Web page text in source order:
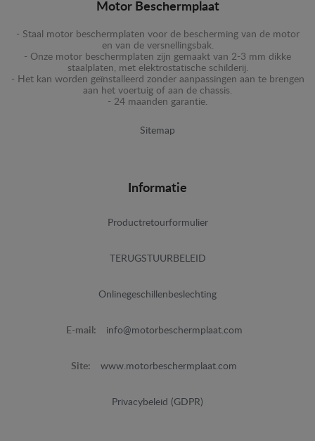
Motor Beschermplaat
- Staal motor beschermplaten voor de bescherming van de motor
en van de versnellingsbak.
- Onze motor beschermplaten zijn gemaakt van 2-3 mm dikke
staalplaten, met elektrostatische schilderij.
- Het kan worden geïnstalleerd zonder aanpassingen aan te brengen
aan het voertuig of aan de chassis.
- 24 maanden garantie.
Sitemap
Informatie
Productretourformulier
TERUGSTUURBELEID
Onlinegeschillenbeslechting
E-mail: info@motorbeschermplaat.com
Site: www.motorbeschermplaat.com
Privacybeleid (GDPR)